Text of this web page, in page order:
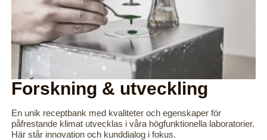
Forskning & utveckling
En unik receptbank med kvaliteter och egenskaper för
påfrestande klimat utvecklas i våra högfunktionella laboratorier.
Här står innovation och kunddialog i fokus.